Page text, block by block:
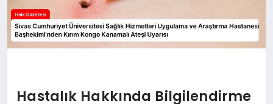
Hastalık Hakkında Bilgilendirme